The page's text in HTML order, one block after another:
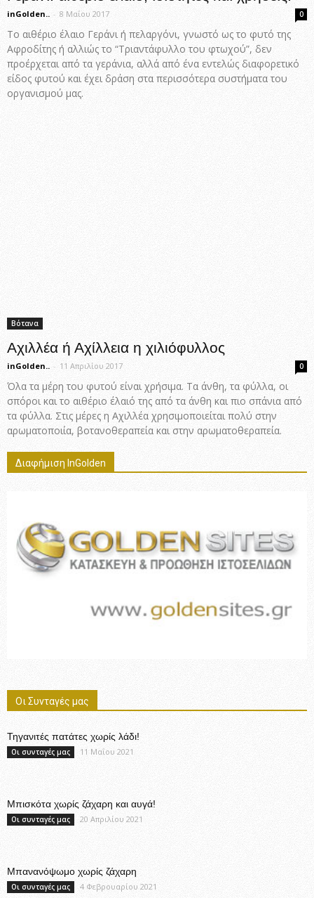
inGolden.. - 8 Μαΐου 2017 0
Το αιθέριο έλαιο Γεράνι ή πελαργόνι, γνωστό ως το φυτό της
Αφροδίτης ή αλλιώς το “Τριαντάφυλλο του φτωχού”, δεν
προέρχεται από τα γεράνια, αλλά από ένα εντελώς διαφορετικό
είδος φυτού και έχει δράση στα περισσότερα συστήματα του
οργανισμού μας.
Βότανα
Αχιλλέα ή Αχίλλεια η χιλιόφυλλος
inGolden.. - 11 Απριλίου 2017 0
Όλα τα μέρη του φυτού είναι χρήσιμα. Τα άνθη, τα φύλλα, οι
σπόροι και το αιθέριο έλαιό της από τα άνθη και πιο σπάνια από
τα φύλλα. Στις μέρες η Αχιλλέα χρησιμοποιείται πολύ στην
αρωματοποιία, βοτανοθεραπεία και στην αρωματοθεραπεία.
Διαφήμιση InGolden
Οι Συνταγές μας
Τηγανιτές πατάτες χωρίς λάδι!
Οι συνταγές μας 11 Μαΐου 2021
Μπισκότα χωρίς ζάχαρη και αυγά!
Οι συνταγές μας 20 Απριλίου 2021
Μπανανόψωμο χωρίς ζάχαρη
Οι συνταγές μας 4 Φεβρουαρίου 2021